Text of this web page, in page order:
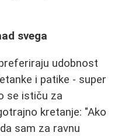
svega
udobnost
i patike - super
se ističu za
kretanje: "Ako
sam za ravnu